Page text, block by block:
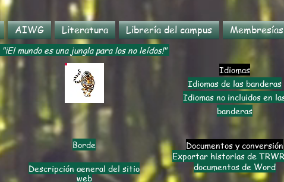
AIWG Literatura Librería del campus Membresías
"¡El mundo es una jungla para los no leídos!"
Idiomas
Idiomas de las banderas
Idiomas no incluidos en
banderas
Borde
Descripción general del sitio
web
Documentos y conversión
Exportar historias de
documentos de Word